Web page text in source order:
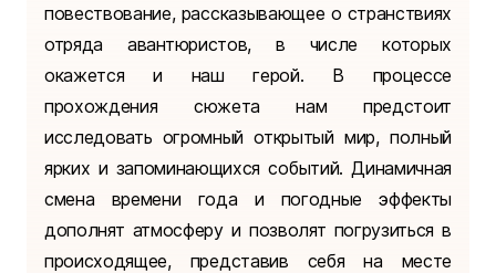
повествование, рассказывающее о странствиях
отряда авантюристов, в числе которых
окажется и наш герой. В процессе
прохождения сюжета нам предстоит
исследовать огромный открытый мир, полный
ярких и запоминающихся событий. Динамичная
смена времени года и погодные эффекты
дополнят атмосферу и позволят погрузиться в
происходящее, представив себя на месте